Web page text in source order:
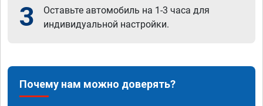
3
Оставьте автомобиль на 1-3 часа для
индивидуальной настройки.
Почему нам можно доверять?